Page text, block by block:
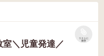
＼児童発達／
リストに
保存